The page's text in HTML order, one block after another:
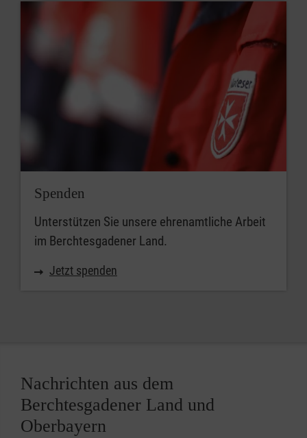
Spenden
Unterstützen Sie unsere ehrenamtliche Arbeit
im Berchtesgadener Land.
Jetzt spenden
Nachrichten aus dem
Berchtesgadener Land und
Oberbayern